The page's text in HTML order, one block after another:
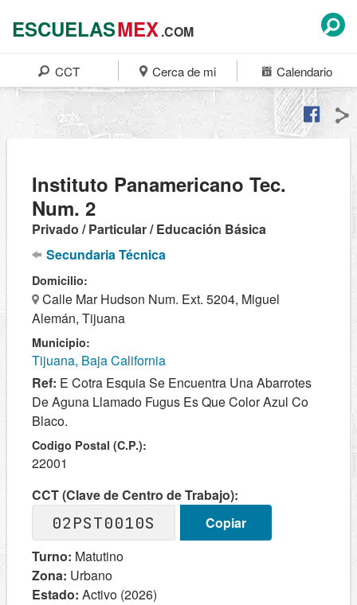
ESCUELASMEX.COM
CCT Cerca de mi Calendario
Instituto Panamericano Tec.
Num. 2
Privado / Particular / Educación Básica
Secundaria Técnica
Domicilio:
Calle Mar Hudson Num. Ext. 5204, Miguel
Alemán, Tijuana
Municipio:
Tijuana, Baja California
Ref: E Cotra Esquia Se Encuentra Una Abarrotes
De Aguna Llamado Fugus Es Que Color Azul Co
Blaco.
Codigo Postal (C.P.):
22001
CCT (Clave de Centro de Trabajo):
02PST0010S
Copiar
Turno: Matutino
Zona: Urbano
Estado: Activo (2026)